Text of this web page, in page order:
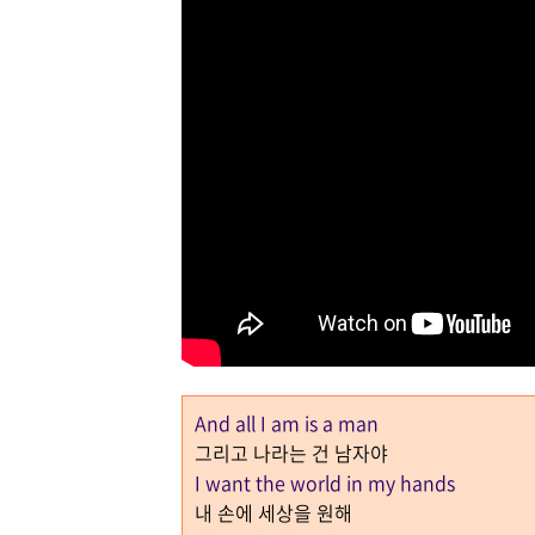
And all I am is a man
그리고 나라는 건 남자야
I want the world in my hands
내 손에 세상을 원해